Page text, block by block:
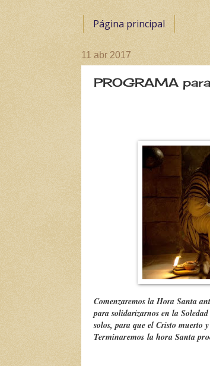
Página principal
11 abr 2017
PROGRAMA
Comenzaremos la Hora Santa
para solidarizarnos en la
solos, para que el Cristo muerto
Terminaremos la hora Santa